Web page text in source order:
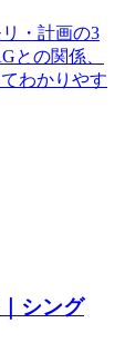
・計画の3
との関係、
わかりやす
シング